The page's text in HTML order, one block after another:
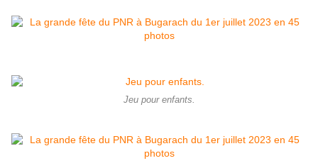
Jeu pour enfants.